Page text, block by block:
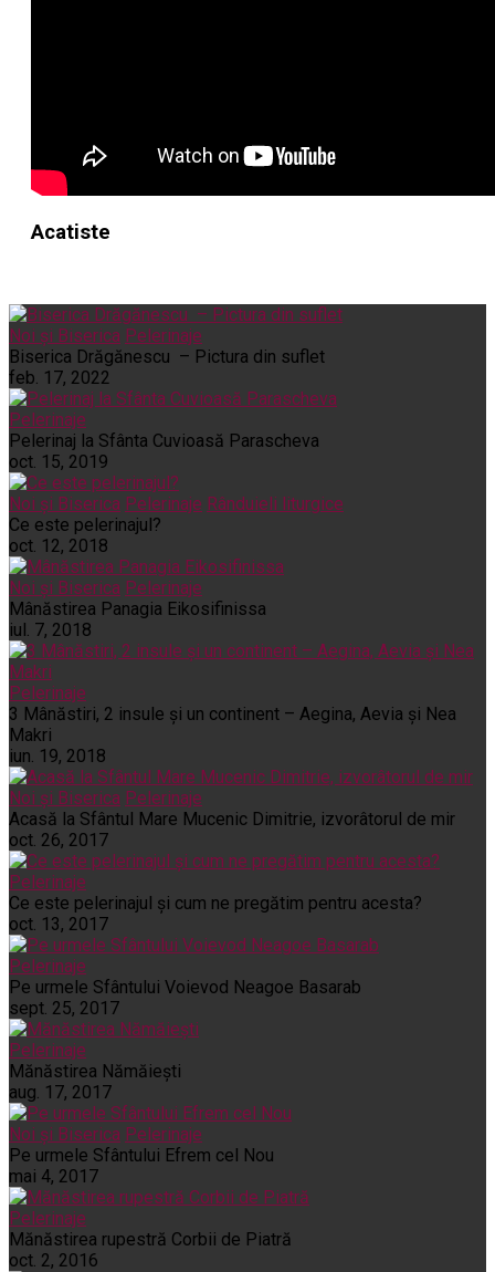
Acatiste
Noi și Biserica Pelerinaje
Biserica Drăgănescu – Pictura din suflet
feb. 17, 2022
Pelerinaje
Pelerinaj la Sfânta Cuvioasă Parascheva
oct. 15, 2019
Noi și Biserica Pelerinaje Rânduieli liturgice
Ce este pelerinajul?
oct. 12, 2018
Noi și Biserica Pelerinaje
Mânăstirea Panagia Eikosifinissa
iul. 7, 2018
Pelerinaje
3 Mânăstiri, 2 insule și un continent – Aegina, Aevia și Nea
Makri
iun. 19, 2018
Noi și Biserica Pelerinaje
Acasă la Sfântul Mare Mucenic Dimitrie, izvorâtorul de mir
oct. 26, 2017
Pelerinaje
Ce este pelerinajul şi cum ne pregătim pentru acesta?
oct. 13, 2017
Pelerinaje
Pe urmele Sfântului Voievod Neagoe Basarab
sept. 25, 2017
Pelerinaje
Mănăstirea Nămăiești
aug. 17, 2017
Noi și Biserica Pelerinaje
Pe urmele Sfântului Efrem cel Nou
mai 4, 2017
Pelerinaje
Mănăstirea rupestră Corbii de Piatră
oct. 2, 2016